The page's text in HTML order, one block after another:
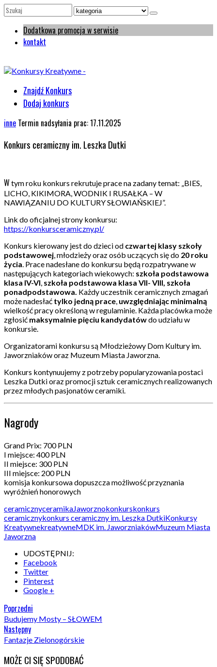
Dodatkowa promocja w serwisie
kontakt
Znajdź Konkurs
Dodaj konkurs
inne Termin nadsyłania prac: 17.11.2025
Konkurs ceramiczny im. Leszka Dutki
W tym roku konkurs rekrutuje prace na zadany temat: „BIES,
LICHO, KIKIMORA, WODNIK I RUSAŁKA – W
NAWIĄZANIU DO KULTURY SŁOWIAŃSKIEJ”.
Link do oficjalnej strony konkursu:
https://konkursceramiczny.pl/
Konkurs kierowany jest do dzieci od czwartej klasy szkoły
podstawowej, młodzieży oraz osób uczących się do 20 roku
życia. Prace nadesłane do konkursu będą rozpatrywane w
następujących kategoriach wiekowych: szkoła podstawowa
klasa IV-VI, szkoła podstawowa klasa VII- VIII, szkoła
ponadpodstawowa. Każdy uczestnik ceramicznych zmagań
może nadesłać tylko jedną prace, uwzględniając minimalną
wielkość pracy określoną w regulaminie. Każda placówka może
zgłosić maksymalnie pięciu kandydatówdo udziału w
konkursie.
Organizatorami konkursu są Młodzieżowy Dom Kultury im.
Jaworzniaków oraz Muzeum Miasta Jaworzna.
Konkurs kontynuujemy z potrzeby popularyzowania postaci
Leszka Dutki oraz promocji sztuk ceramicznych realizowanych
przez młodych pasjonatów ceramiki.
Nagrody
Grand Prix: 700 PLN
I miejsce: 400 PLN
II miejsce: 300 PLN
III miejsce: 200 PLN
komisja konkursowa dopuszcza możliwość przyznania
wyróżnień honorowych
ceramicznyceramikaJaworznokonkurskonkurs
ceramicznykonkurs ceramiczny im. Leszka DutkiKonkursy
KreatywnekreatywneMDK im. JaworzniakówMuzeum Miasta
Jaworzna
UDOSTĘPNIJ:
Facebook
Twitter
Pinterest
Google +
Poprzedni
Budujemy Mosty – SŁOWEM
Następny
Fantazje Zielonogórskie
MOŻE CI SIĘ SPODOBAĆ